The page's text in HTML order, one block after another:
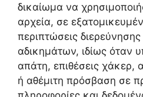
δικαίωμα να
αρχεία, σε
περιπτώσεις
αδικημάτων, ιδίως όταν
απάτη, επιθέσεις χάκερ,
ή αθέμιτη πρόσβαση σε